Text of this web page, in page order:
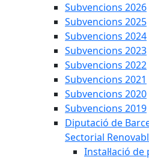
Subvencions 2026
Subvencions 2025
Subvencions 2024
Subvencions 2023
Subvencions 2022
Subvencions 2021
Subvencions 2020
Subvencions 2019
Diputació de
Sectorial
Instal·lació